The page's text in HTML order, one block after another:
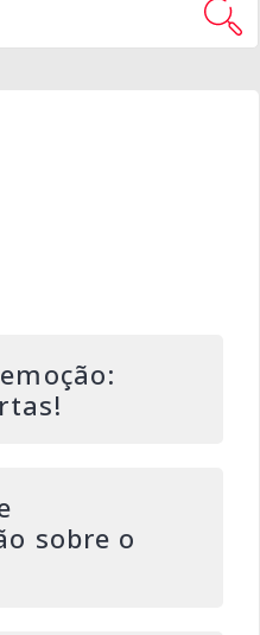
sobre o